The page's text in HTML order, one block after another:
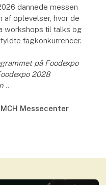
dannede messen
af oplevelser, hvor de
workshops til talks og
fagkonkurrencer.
på Foodexpo
2028
..
Messecenter